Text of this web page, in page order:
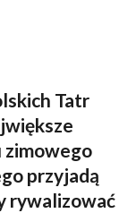
Tatr
zimowego
przyjadą
rywalizować